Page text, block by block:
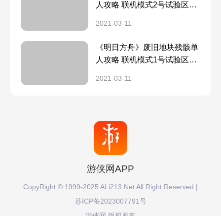
人攻略 联机模式2号试验区域
2021-03-11
《明日方舟》废旧地块残骸单
人攻略 联机模式1号试验区域
2021-03-11
游侠网APP
CopyRight © 1999-2025 ALi213.Net All Right Reserved |
苏ICP备2023007791号